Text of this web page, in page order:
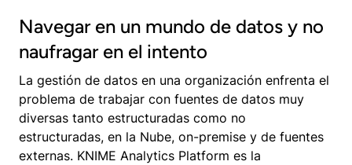
Navegar en un mundo de datos y no
naufragar en el intento
La gestión de datos en una organización enfrenta el
problema de trabajar con fuentes de datos muy
diversas tanto estructuradas como no
estructuradas, en la Nube, on-premise y de fuentes
externas. KNIME Analytics Platform es la